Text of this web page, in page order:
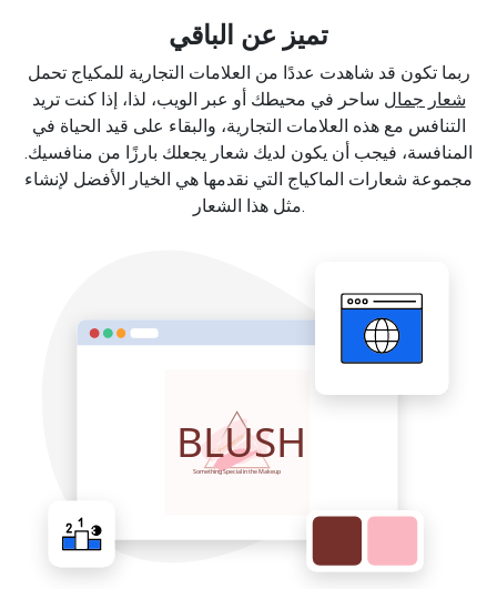
تميز عن الباقي
ربما تكون قد شاهدت عددًا من العلامات التجارية للمكياج تحمل
شعار جمال ساحر في محيطك أو عبر الويب، لذا، إذا كنت تريد
التنافس مع هذه العلامات التجارية، والبقاء على قيد الحياة في
المنافسة، فيجب أن يكون لديك شعار يجعلك بارزًا من منافسيك.
مجموعة شعارات الماكياج التي نقدمها هي الخيار الأفضل لإنشاء
مثل هذا الشعار.